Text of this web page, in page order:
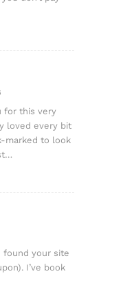
for this very
loved every bit
marked to look
found your site
I’ve book